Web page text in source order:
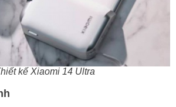
kế Xiaomi 14 Ultra